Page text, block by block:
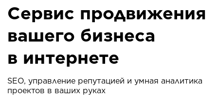
Сервис продвижения
вашего бизнеса
в интернете
SEO, управление репутацией и умная аналитика
проектов в ваших руках